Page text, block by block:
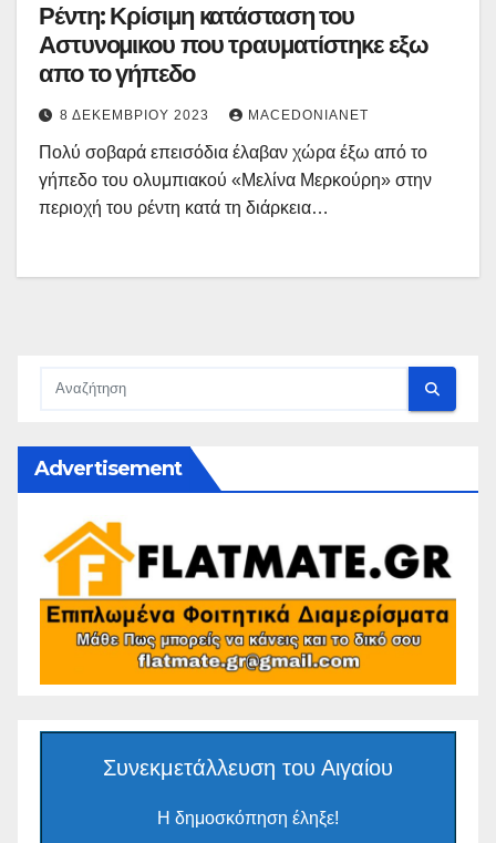
Ρέντη: Κρίσιμη κατάσταση του
Αστυνομικου που τραυματίστηκε εξω
απο το γήπεδο
8 ΔΕΚΕΜΒΡΊΟΥ 2023 MACEDONIANET
Πολύ σοβαρά επεισόδια έλαβαν χώρα έξω από το
γήπεδο του ολυμπιακού «Μελίνα Μερκούρη» στην
περιοχή του ρέντη κατά τη διάρκεια…
Advertisement
Συνεκμετάλλευση του Αιγαίου
Η δημοσκόπηση έληξε!